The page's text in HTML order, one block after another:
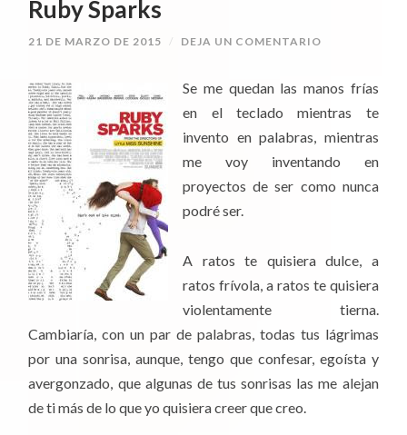
Ruby Sparks
21 DE MARZO DE 2015 / DEJA UN COMENTARIO
Se me quedan las manos frías
en el teclado mientras te
invento en palabras, mientras
me voy inventando en
proyectos de ser como nunca
podré ser.
A ratos te quisiera dulce, a
ratos frívola, a ratos te quisiera
violentamente tierna.
Cambiaría, con un par de palabras, todas tus lágrimas
por una sonrisa, aunque, tengo que confesar, egoísta y
avergonzado, que algunas de tus sonrisas las me alejan
de ti más de lo que yo quisiera creer que creo.